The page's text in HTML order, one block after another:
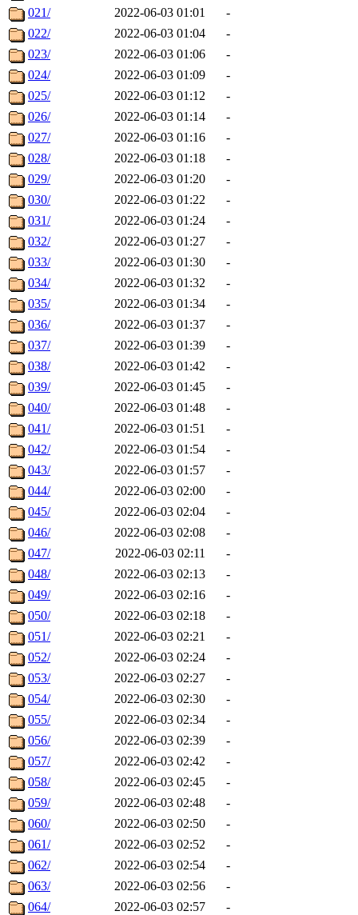
021/
2022-06-03 01:01
-
022/
2022-06-03 01:04
-
023/
2022-06-03 01:06
-
024/
2022-06-03 01:09
-
025/
2022-06-03 01:12
-
026/
2022-06-03 01:14
-
027/
2022-06-03 01:16
-
028/
2022-06-03 01:18
-
029/
2022-06-03 01:20
-
030/
2022-06-03 01:22
-
031/
2022-06-03 01:24
-
032/
2022-06-03 01:27
-
033/
2022-06-03 01:30
-
034/
2022-06-03 01:32
-
035/
2022-06-03 01:34
-
036/
2022-06-03 01:37
-
037/
2022-06-03 01:39
-
038/
2022-06-03 01:42
-
039/
2022-06-03 01:45
-
040/
2022-06-03 01:48
-
041/
2022-06-03 01:51
-
042/
2022-06-03 01:54
-
043/
2022-06-03 01:57
-
044/
2022-06-03 02:00
-
045/
2022-06-03 02:04
-
046/
2022-06-03 02:08
-
047/
2022-06-03 02:11
-
048/
2022-06-03 02:13
-
049/
2022-06-03 02:16
-
050/
2022-06-03 02:18
-
051/
2022-06-03 02:21
-
052/
2022-06-03 02:24
-
053/
2022-06-03 02:27
-
054/
2022-06-03 02:30
-
055/
2022-06-03 02:34
-
056/
2022-06-03 02:39
-
057/
2022-06-03 02:42
-
058/
2022-06-03 02:45
-
059/
2022-06-03 02:48
-
060/
2022-06-03 02:50
-
061/
2022-06-03 02:52
-
062/
2022-06-03 02:54
-
063/
2022-06-03 02:56
-
064/
2022-06-03 02:57
-